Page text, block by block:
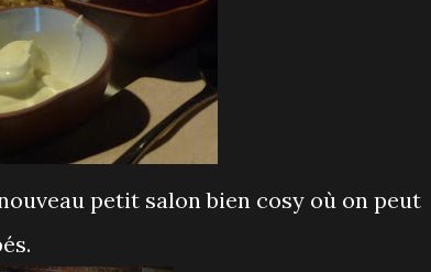
petit salon bien cosy où on peut